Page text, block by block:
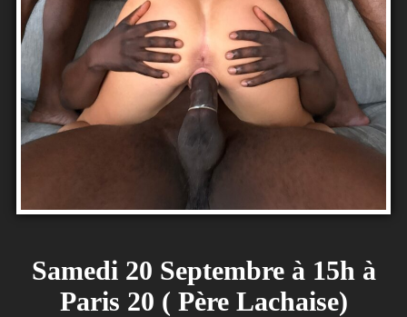
Samedi 20 Septembre à 15h à
Paris 20 ( Père Lachaise)